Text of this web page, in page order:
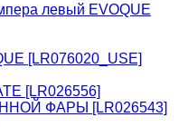
левый EVOQUE
[LR076020_USE]
[LR026556]
ФАРЫ [LR026543]